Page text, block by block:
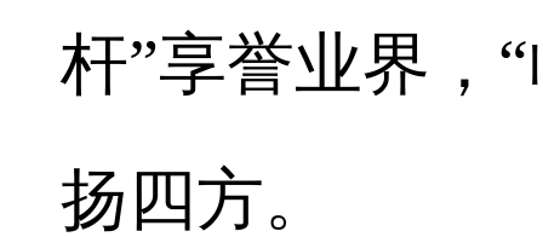
杆”享誉业界，
扬四方。